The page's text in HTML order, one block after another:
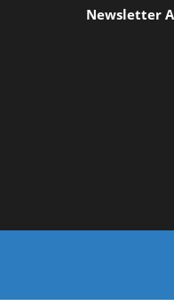
Newsletter